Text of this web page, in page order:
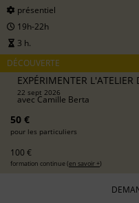
présentiel
19h-22h
3 h.
DÉCOUVERTE
EXPÉRIMENTER L'ATELIER
22 sept 2026
avecCamille Berta
50 €
pour les particuliers
100 €
formation continue (en savoir +)